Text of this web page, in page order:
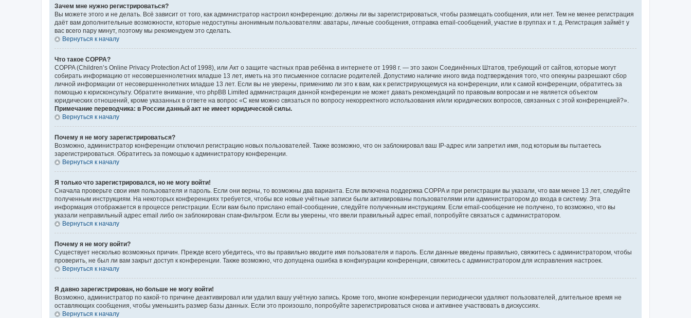
Зачем мне нужно регистрироваться?
Вы можете этого и не делать. Всё зависит от того, как администратор настроил конференцию: должны ли вы зарегистрироваться, чтобы размещать сообщения, или нет. Тем не менее регистрация
даёт вам дополнительные возможности, которые недоступны анонимным пользователям: аватары, личные сообщения, отправка email-сообщений, участие в группах и т. д. Регистрация займёт у
вас всего пару минут, поэтому мы рекомендуем это сделать.
Вернуться к началу
Что такое COPPA?
COPPA (Children’s Online Privacy Protection Act of 1998), или Акт о защите частных прав ребёнка в интернете от 1998 г. — это закон Соединённых Штатов, требующий от сайтов, которые могут
собирать информацию от несовершеннолетних младше 13 лет, иметь на это письменное согласие родителей. Допустимо наличие иного вида подтверждения того, что опекуны разрешают сбор
личной информации от несовершеннолетних младше 13 лет. Если вы не уверены, применимо ли это к вам, как к регистрирующемуся на конференции, или к самой конференции, обратитесь за
помощью к юрисконсульту. Обратите внимание, что phpBB Limited администрация данной конференции не может давать рекомендаций по правовым вопросам и не является объектом
юридических отношений, кроме указанных в ответе на вопрос «С кем можно связаться по вопросу некорректного использования и/или юридических вопросов, связанных с этой конференцией?».
Примечание переводчика: в России данный акт не имеет юридической силы.
Вернуться к началу
Почему я не могу зарегистрироваться?
Возможно, администратор конференции отключил регистрацию новых пользователей. Также возможно, что он заблокировал ваш IP-адрес или запретил имя, под которым вы пытаетесь
зарегистрироваться. Обратитесь за помощью к администратору конференции.
Вернуться к началу
Я только что зарегистрировался, но не могу войти!
Сначала проверьте свои имя пользователя и пароль. Если они верны, то возможны два варианта. Если включена поддержка COPPA и при регистрации вы указали, что вам менее 13 лет, следуйте
полученным инструкциям. На некоторых конференциях требуется, чтобы все новые учётные записи были активированы пользователями или администратором до входа в систему. Эта
информация отображается в процессе регистрации. Если вам было прислано email-сообщение, следуйте полученным инструкциям. Если email-сообщение не получено, то возможно, что вы
указали неправильный адрес email либо он заблокирован спам-фильтром. Если вы уверены, что ввели правильный адрес email, попробуйте связаться с администратором.
Вернуться к началу
Почему я не могу войти?
Существует несколько возможных причин. Прежде всего убедитесь, что вы правильно вводите имя пользователя и пароль. Если данные введены правильно, свяжитесь с администратором, чтобы
проверить, не был ли вам закрыт доступ к конференции. Также возможно, что допущена ошибка в конфигурации конференции, свяжитесь с администратором для исправления настроек.
Вернуться к началу
Я давно зарегистрирован, но больше не могу войти!
Возможно, администратор по какой-то причине деактивировал или удалил вашу учётную запись. Кроме того, многие конференции периодически удаляют пользователей, длительное время не
оставляющих сообщения, чтобы уменьшить размер базы данных. Если это произошло, попробуйте зарегистрироваться снова и активнее участвовать в дискуссиях.
Вернуться к началу